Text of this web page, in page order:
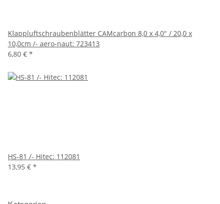
Klappluftschraubenblätter CAMcarbon 8,0 x 4,0" / 20,0 x
10,0cm /- aero-naut: 723413
6,80 € *
HS-81 /- Hitec: 112081
13,95 € *